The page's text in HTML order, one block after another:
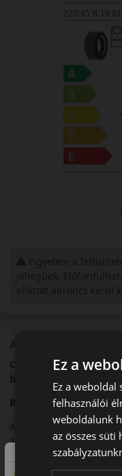
A mintázat
Continental
biztonság
Bevezető
A Continental
amelyet pontos
biztonságra
Ez a
Ez a weboldal
felhasználói
weboldalunk
az összes süti